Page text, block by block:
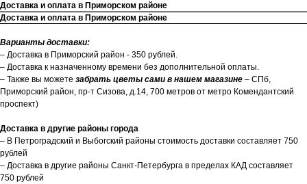
Доставка и оплата в Приморском районе
Доставка и оплата в Приморском районе
Варианты доставки:
– Доставка в Приморский район - 350 рублей.
– Доставка к назначенному времени без дополнительной оплаты.
– Также вы можете забрать цветы сами в нашем магазине – СПб,
Приморский район, пр-т Сизова, д.14, 700 метров от метро Комендантский
проспект)
Доставка в другие районы города
– В Петроградский и Выбогский районы стоимость доставки составляет 750
рублей
– Доставка в другие районы Санкт-Петербурга в пределах КАД составляет
750 рублей